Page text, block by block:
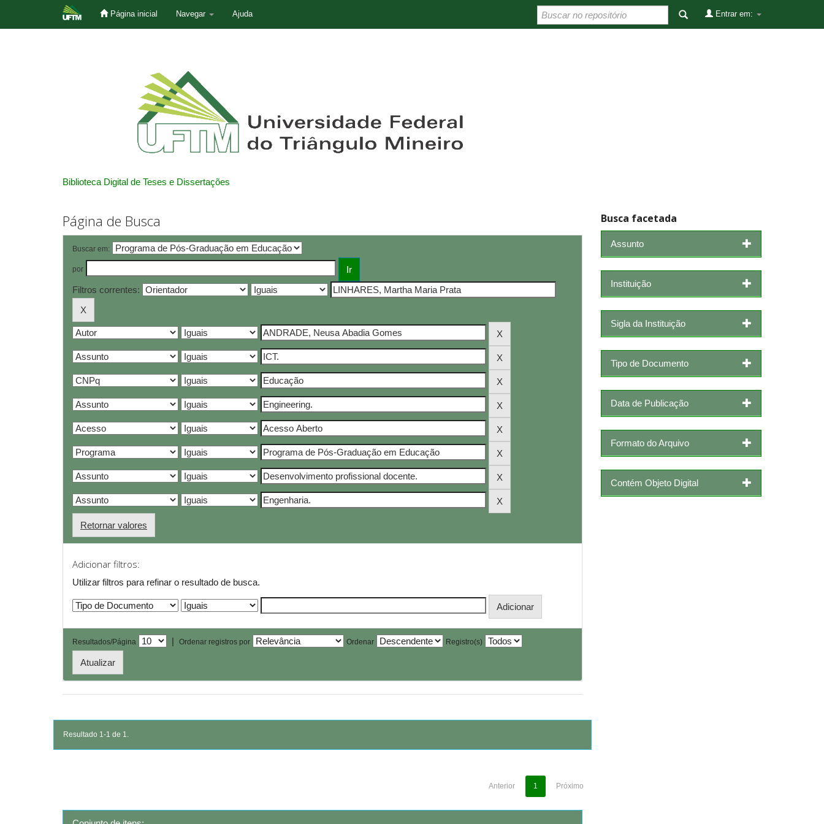
Página inicial Navegar Ajuda Entrar em:
Biblioteca Digital de Teses e Dissertações
Página de Busca
Buscar em:
por
Filtros correntes:
Retornar valores
Adicionar filtros:
Utilizar filtros para refinar o resultado de busca.
Resultados/Página | Ordenar registros por Ordenar Registro(s)
Resultado 1-1 de 1.
Anterior 1 Próximo
Busca facetada
Assunto
Instituição
Sigla da Instituição
Tipo de Documento
Data de Publicação
Formato do Arquivo
Contém Objeto Digital